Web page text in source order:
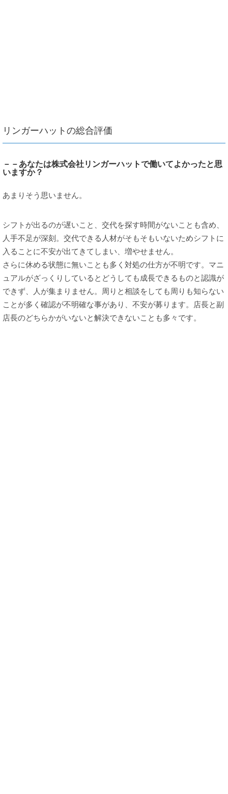
リンガーハットの総合評価
－－あなたは株式会社リンガーハットで働いてよかったと思
いますか？
あまりそう思いません。
シフトが出るのが遅いこと、交代を探す時間がないことも含め、
人手不足が深刻。交代できる人材がそもそもいないためシフトに
入ることに不安が出てきてしまい、増やせません。
さらに休める状態に無いことも多く対処の仕方が不明です。マニ
ュアルがざっくりしているとどうしても成長できるものと認識が
できず、人が集まりません。周りと相談をしても周りも知らない
ことが多く確認が不明確な事があり、不安が募ります。店長と副
店長のどちらかがいないと解決できないことも多々です。